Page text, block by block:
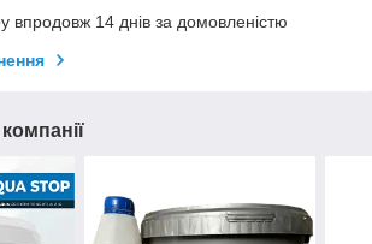
впродовж 14 днів за домовленістю